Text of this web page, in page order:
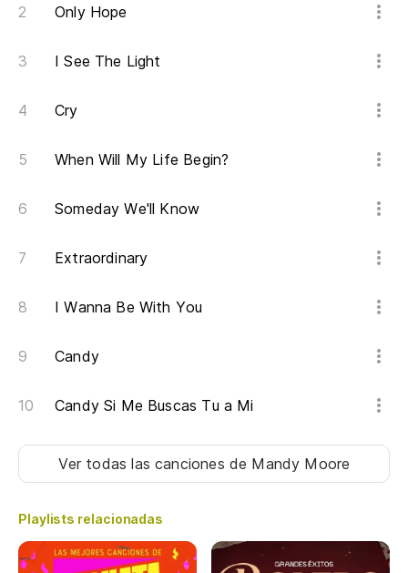
Only Hope
I See The Light
Cry
When Will My Life Begin?
Someday We'll Know
Extraordinary
I Wanna Be With You
Candy
Candy Si Me Buscas Tu a Mi
Ver todas las canciones de Mandy Moore
Playlists relacionadas